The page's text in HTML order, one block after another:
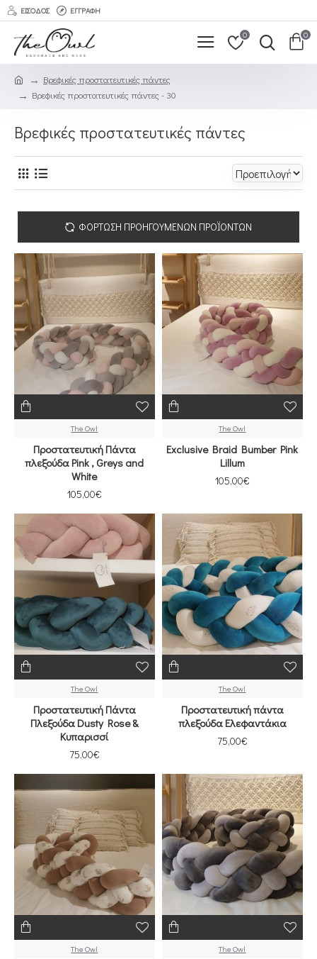
ΕΊΣΟΔΟΣ ΕΓΓΡΑΦΉ
0 0
Βρεφικές προστατευτικές πάντες
Βρεφικές προστατευτικές πάντες - 30
Βρεφικές προστατευτικές πάντες
ΦΌΡΤΩΣΗ ΠΡΟΗΓΟΎΜΕΝΩΝ ΠΡΟΪΌΝΤΩΝ
The Owl
Προστατευτική Πάντα
πλεξούδα Pink , Greys and
White
105,00€
The Owl
Exclusive Braid Bumber Pink
Lillum
105,00€
The Owl
Προστατευτική Πάντα
Πλεξούδα Dusty Rose &
Κυπαρισσί
75,00€
The Owl
Προστατευτική πάντα
πλεξούδα Ελεφαντάκια
75,00€
The Owl The Owl